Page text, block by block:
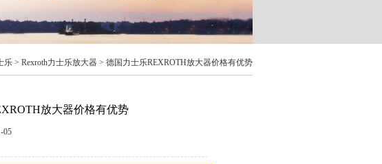
乐 > Rexroth力士乐放大器 > 德国力士乐REXROTH放大器价格有优势
放大器价格有优势
05